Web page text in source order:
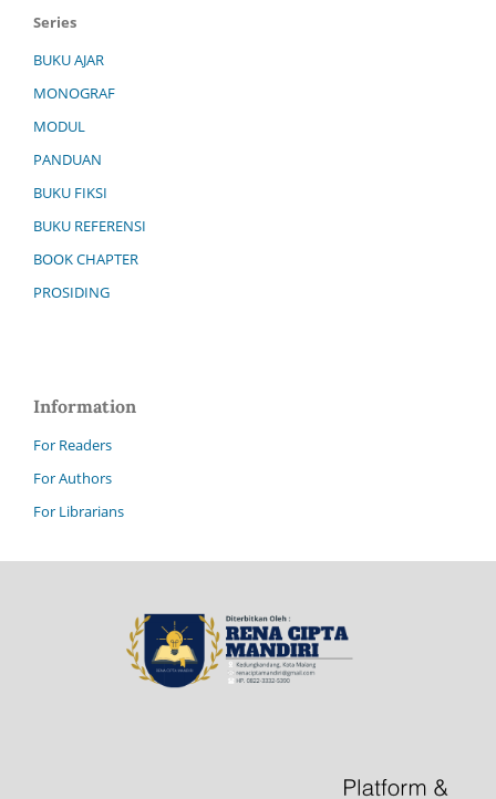
Series
BUKU AJAR
MONOGRAF
MODUL
PANDUAN
BUKU FIKSI
BUKU REFERENSI
BOOK CHAPTER
PROSIDING
Information
For Readers
For Authors
For Librarians